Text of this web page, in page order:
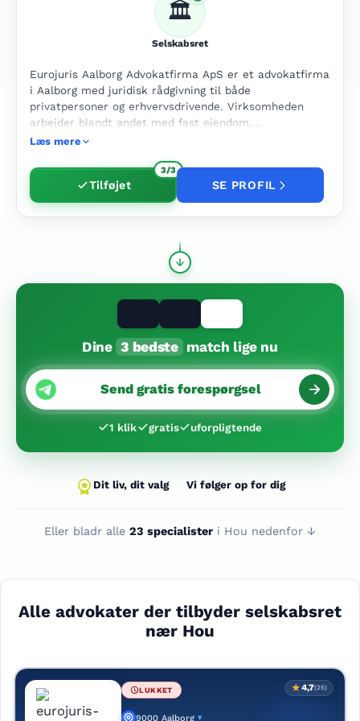
🏛️
Selskabsret
Eurojuris Aalborg Advokatfirma ApS er et advokatfirma
i Aalborg med juridisk rådgivning til både
privatpersoner og erhvervsdrivende. Virksomheden
arbejder blandt andet med fast ejendom,
entrepriseret, erhvervsret, strafferet, selskabsret og
børnesager, udlændingeret og personskadeerstatning.
Firmaet har afdelinger i Aalborg og Frederikshavn.
Læs mere
3/3
Tilføjet SE PROFIL
Dine 3 bedste match lige nu
Send gratis forespørgsel
1 klik gratis uforpligtende
Dit liv, dit valg Vi følger op for dig
Eller bladr alle 23 specialister i Hou nedenfor ↓
Alle advokater der tilbyder selskabsret
nær Hou
LUKKET
9000 Aalborg ▾
★4,7(25)